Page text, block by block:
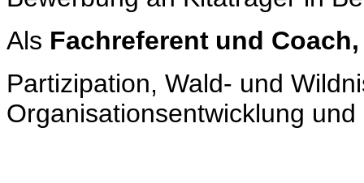
Als Fachreferent und
Partizipation, Wald- und
Organisationsentwicklung